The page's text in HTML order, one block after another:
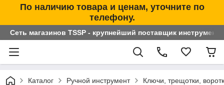
По наличию товара и ценам, уточните по
телефону.
Сеть магазинов TSSP - крупнейший поставщик
Каталог Ручной инструмент Ключи, трещотки,